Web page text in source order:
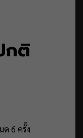
กติ
ด 6 ครั้ง